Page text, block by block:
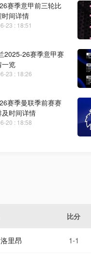
赛季意甲前三轮比
间详情
23 : 18:51
2025-26赛季意甲赛
一览
23 : 18:26
赛季曼联季前赛赛
时间详情
20 : 18:58
比分
洛里昂 1-1